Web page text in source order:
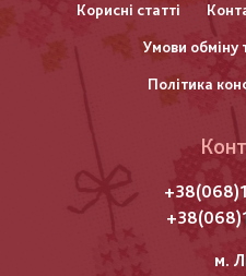
колонтитулу
Корисні статті
Умови обміну
Політика
м.